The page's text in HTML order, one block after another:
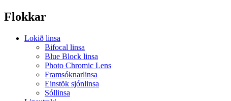
Flokkar
Lokið linsa
Bifocal linsa
Blue Block linsa
Photo Chromic Lens
Framsóknarlinsa
Einstök sjónlinsa
Sóllinsa